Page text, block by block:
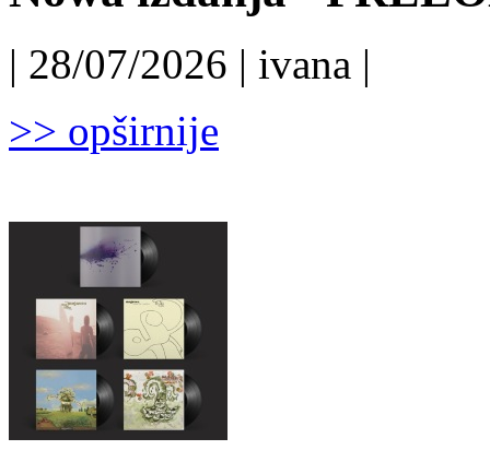
| 28/07/2026 | ivana |
>> opširnije